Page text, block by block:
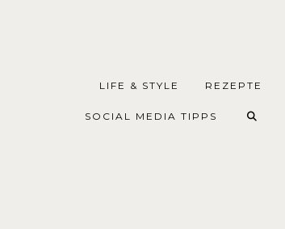
LIFE & STYLE REZEPTE
SOCIAL MEDIA TIPPS